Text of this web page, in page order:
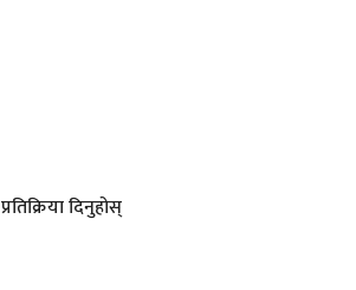
प्रतिक्रिया दिनुहोस्